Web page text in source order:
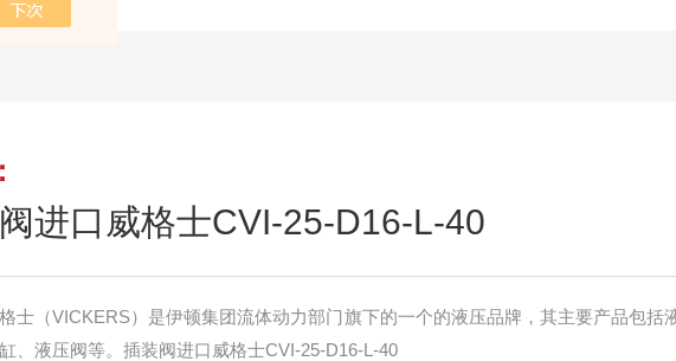
进口威格士CVI-25-D16-L-40
士（VICKERS）是伊顿集团流体动力部门旗下的一个的液压品牌，其主要产品包括
、液压阀等。插装阀进口威格士CVI-25-D16-L-40